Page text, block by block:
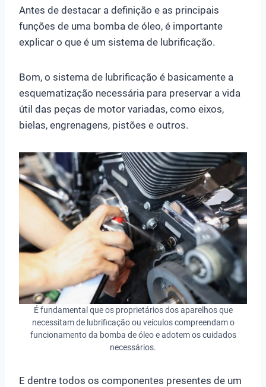
Antes de destacar a definição e as principais
funções de uma bomba de óleo, é importante
explicar o que é um sistema de lubrificação.
Bom, o sistema de lubrificação é basicamente a
esquematização necessária para preservar a vida
útil das peças de motor variadas, como eixos,
bielas, engrenagens, pistões e outros.
É fundamental que os proprietários dos aparelhos que
necessitam de lubrificação ou veículos compreendam o
funcionamento da bomba de óleo e adotem os cuidados
necessários.
E dentre todos os componentes presentes de um